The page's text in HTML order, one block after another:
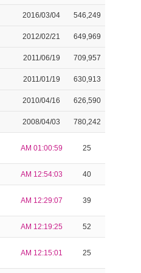
2016/03/04 546,249
2012/02/21 649,969
2011/06/19 709,957
2011/01/19 630,913
2010/04/16 626,590
2008/04/03 780,242
AM 01:00:59 25
AM 12:54:03 40
AM 12:29:07 39
AM 12:19:25 52
AM 12:15:01 25